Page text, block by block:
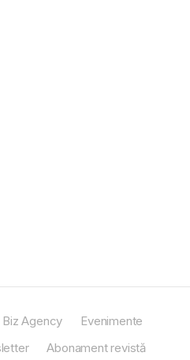
Biz Agency
Evenimente
Abonament revistă